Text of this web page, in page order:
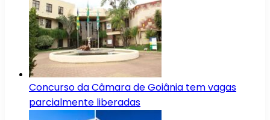
Concurso da Câmara de Goiânia tem vagas
parcialmente liberadas